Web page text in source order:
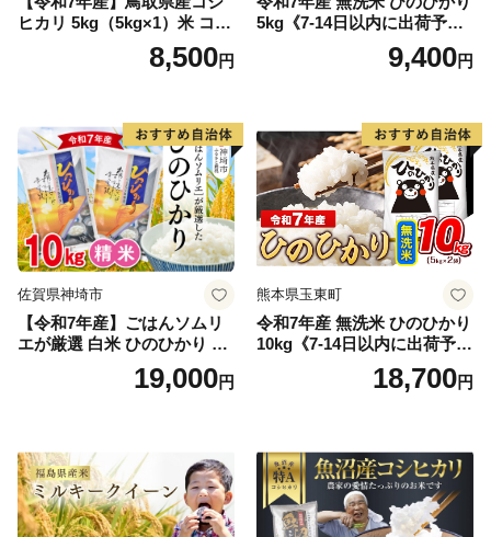
ヒカリ 5kg（5kg×1）米 コシ
ヒカリ こしひかり お米 白米
精米 5キロ おこめ こめ コメ
野町産 Elevation
8,500円
5kg《7-14日以内に出荷予定
(土日祝除く)》コメ 米 無洗米
高レビュー｜人気米 熊本県
9,400円
佐賀県神埼市
【令和7年産】ごはんソムリ
エが厳選 白米 ひのひかり 10
米 10kg 5kg×2 ひのひかり ブ
19,000円
熊本県玉東町
令和7年産 無洗米 ひのひかり
10kg《7-14日以内に出荷予定
(土日祝除く)》コメ 米 無洗米
令和7年産 高レビュー｜人気
18,700円